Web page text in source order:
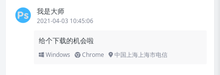
我是大师
2021-04-03 10:45:06
给个下载的机会啦
Windows Chrome 中国上海上海市电信